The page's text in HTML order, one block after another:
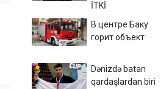
İTKİ
В центре Баку
горит объект
Dənizdə batan
qardaşlardan biri